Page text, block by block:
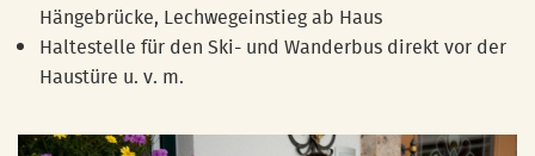
Hängebrücke, Lechwegeinstieg ab Haus
Haltestelle für den Ski- und Wanderbus direkt vor der
Haustüre u. v. m.